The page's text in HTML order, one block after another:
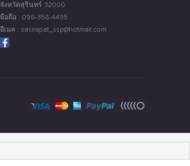
จังหวัดสุรินทร์ 32000
มือถือ : 098-358-4495
อีเมล : sasirapat_ssp@hotmail.com